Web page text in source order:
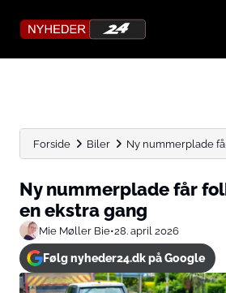
Forside Biler Ny nummerplade
Ny nummerplade får
en ekstra gang
Mie Møller Bie•28. april 2026
Følg nyheder24.dk på Google